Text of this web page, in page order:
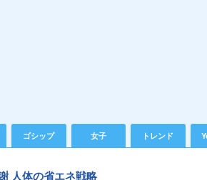
ゴシップ 女子 トレンド
人体の省エネ戦略